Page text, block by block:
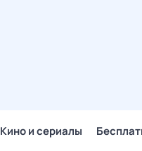
Кино и сериалы